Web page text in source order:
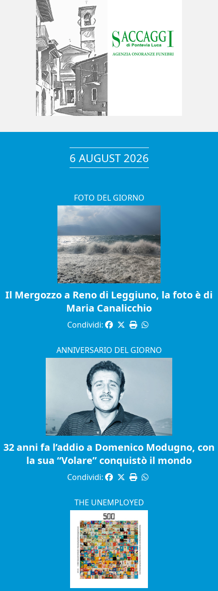
6 AUGUST 2026
FOTO DEL GIORNO
Il Mergozzo a Reno di Leggiuno, la foto è di
Maria Canalicchio
Condividi:
ANNIVERSARIO DEL GIORNO
32 anni fa l’addio a Domenico Modugno, con
la sua “Volare” conquistò il mondo
Condividi:
THE UNEMPLOYED